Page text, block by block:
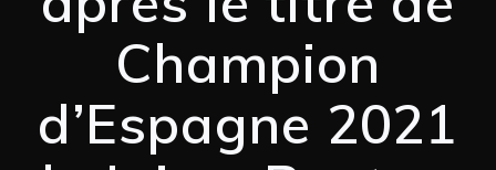
Champion
d’Espagne 2021